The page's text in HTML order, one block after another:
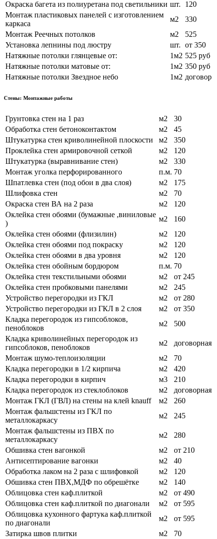
Окраска багета из полиуретана под светильники шт.
120
Монтаж пластиковых панелей с изготовлением
каркаса
м2
330
Монтаж Реечных потолков
м2
525
Установка лепнины под люстру
шт. от 350
Натяжные потолки глянцевые от:
1м2 525 руб
Натяжные потолки матовые от:
1м2 350 руб
Натяжные потолки Звездное небо
1м2 договор
Стены: Монтажные работы
Грунтовка стен на 1 раз м2
30
Обработка стен бетоноконтактом
м2
45
Штукатурка стен криволинейной плоскости
м2
350
Проклейка стен армировочной сеткой
м2
120
Штукатурка (выравнивание стен)
м2
330
Монтаж уголка перфорированного
п.м. 70
Шпатлевка стен (под обои в два слоя)
м2
175
Шлифовка стен
м2
70
Окраска стен ВА на 2 раза
м2
120
Оклейка стен обоями (бумажные ,виниловые
)
м2
160
Оклейка стен обоями (флизилин)
м2
120
Оклейка стен обоями под покраску
м2
120
Оклейка стен обоями в два уровня
м2
120
Оклейка стен обойным бордюром
п.м. 70
Оклейка стен текстильными обоями
м2
от 245
Оклейка стен пробковыми панелями
м2
245
Устройство перегородки из ГКЛ
м2
от 280
Устройство перегородки из ГКЛ в 2 слоя
м2
от 350
Кладка перегородок из гипсоблоков,
пеноблоков
м2
500
Кладка криволинейных перегородок из
гипсоблоков, пеноблоков
м2
договорная
Монтаж шумо-теплоизоляции
м2
70
Кладка перегородки в 1/2 кирпича
м2
420
Кладка перегородки в кирпич
м3
210
Кладка перегородок из стеклоблоков
м2
договорная
Монтаж ГКЛ (ГВЛ) на стены на клей knauff
м2
260
Монтаж фальшстены из ГКЛ по
металлокаркасу
м2
245
Монтаж фальшстены из ПВХ по
металлокаркасу
м2
280
Обшивка стен вагонкой
м2
от 210
Антисептирование вагонки
м2
40
Обработка лаком на 2 раза с шлифовкой
м2
120
Обшивка стен ПВХ,МДФ по обрешётке
м2
140
Облицовка стен каф.плиткой
м2
от 490
Облицовка стен каф.плиткой по диагонали
м2
от 595
Облицовка кухонного фартука каф.плиткой
по диагонали
м2
от 595
Затирка швов плитки
м2
70